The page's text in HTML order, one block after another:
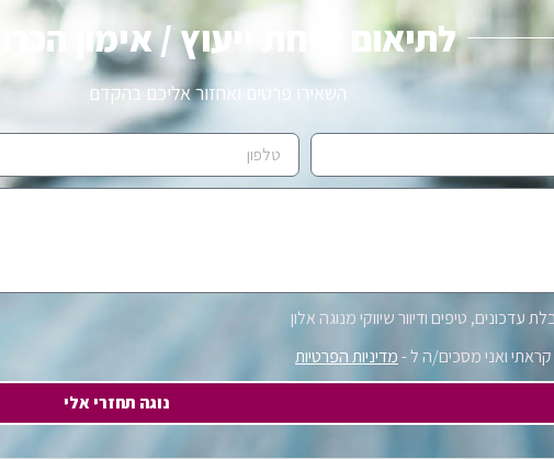
לתיאום שיחת ייעוץ / אימון הכרות
השאירו פרטים ואחזור אליכם בהקדם
טיפים ודיוור שיווקי מנוגה אלון
ואני מסכים/ה ל -מדיניות הפרטיות
נוגה תחזרי אלי